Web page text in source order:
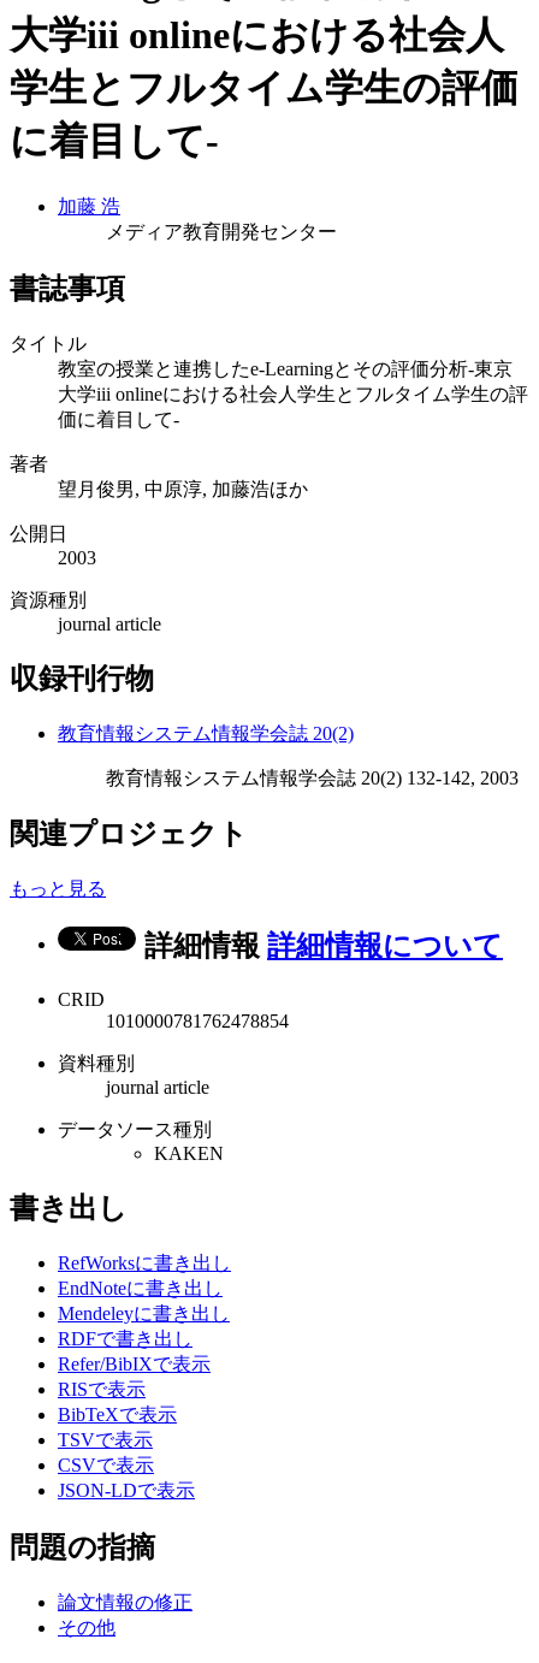
大学iii onlineにおける社会人
学生とフルタイム学生の評価
に着目して-
加藤 浩
メディア教育開発センター
書誌事項
タイトル
教室の授業と連携したe-Learningとその評価分析-東京
大学iii onlineにおける社会人学生とフルタイム学生の評
価に着目して-
著者
望月俊男, 中原淳, 加藤浩ほか
公開日
2003
資源種別
journal article
収録刊行物
教育情報システム情報学会誌 20(2)
教育情報システム情報学会誌 20(2) 132-142, 2003
関連プロジェクト
もっと見る
詳細情報 詳細情報について
CRID
1010000781762478854
資料種別
journal article
データソース種別
KAKEN
書き出し
RefWorksに書き出し
EndNoteに書き出し
Mendeleyに書き出し
RDFで書き出し
Refer/BibIXで表示
RISで表示
BibTeXで表示
TSVで表示
CSVで表示
JSON-LDで表示
問題の指摘
論文情報の修正
その他